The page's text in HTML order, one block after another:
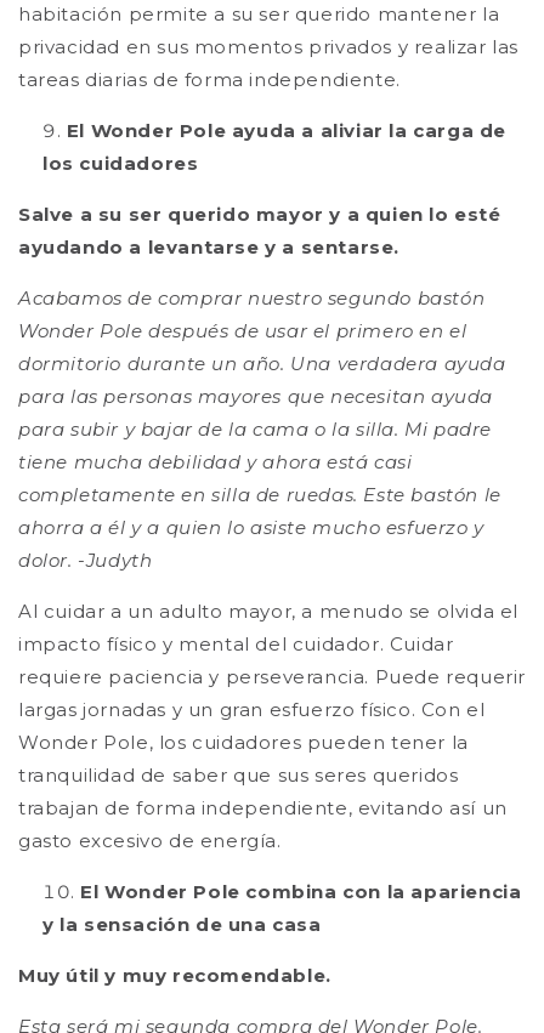
habitación permite a su ser querido mantener la
privacidad en sus momentos privados y realizar las
tareas diarias de forma independiente.
El Wonder Pole ayuda a aliviar la carga de
los cuidadores
Salve a su ser querido mayor y a quien lo esté
ayudando a levantarse y a sentarse.
Acabamos de comprar nuestro segundo bastón
Wonder Pole después de usar el primero en el
dormitorio durante un año. Una verdadera ayuda
para las personas mayores que necesitan ayuda
para subir y bajar de la cama o la silla. Mi padre
tiene mucha debilidad y ahora está casi
completamente en silla de ruedas. Este bastón le
ahorra a él y a quien lo asiste mucho esfuerzo y
dolor. -Judyth
Al cuidar a un adulto mayor, a menudo se olvida el
impacto físico y mental del cuidador. Cuidar
requiere paciencia y perseverancia. Puede requerir
largas jornadas y un gran esfuerzo físico. Con el
Wonder Pole, los cuidadores pueden tener la
tranquilidad de saber que sus seres queridos
trabajan de forma independiente, evitando así un
gasto excesivo de energía.
El Wonder Pole combina con la apariencia
y la sensación de una casa
Muy útil y muy recomendable.
Esta será mi segunda compra del Wonder Pole.